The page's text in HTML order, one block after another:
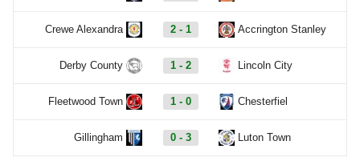
Crewe Alexandra 2 - 1 Accrington Stanley
Derby County 1 - 2 Lincoln City
Fleetwood Town 1 - 0 Chesterfiel
Gillingham 0 - 3 Luton Town